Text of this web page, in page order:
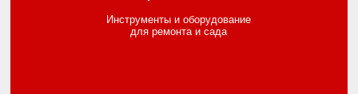
Инструменты и оборудование
для ремонта и сада